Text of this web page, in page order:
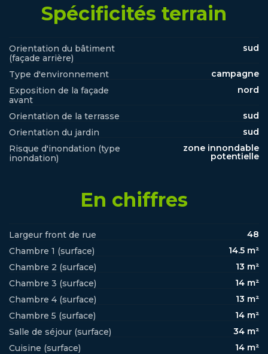
Spécificités terrain
Orientation du bâtiment
(façade arrière)
sud
Type d'environnement
campagne
Exposition de la façade
avant
nord
Orientation de la terrasse
sud
Orientation du jardin
sud
Risque d'inondation (type
inondation)
zone innondable
potentielle
En chiffres
Largeur front de rue
48
Chambre 1 (surface)
14.5 m²
Chambre 2 (surface)
13 m²
Chambre 3 (surface)
14 m²
Chambre 4 (surface)
13 m²
Chambre 5 (surface)
14 m²
Salle de séjour (surface)
34 m²
Cuisine (surface)
14 m²